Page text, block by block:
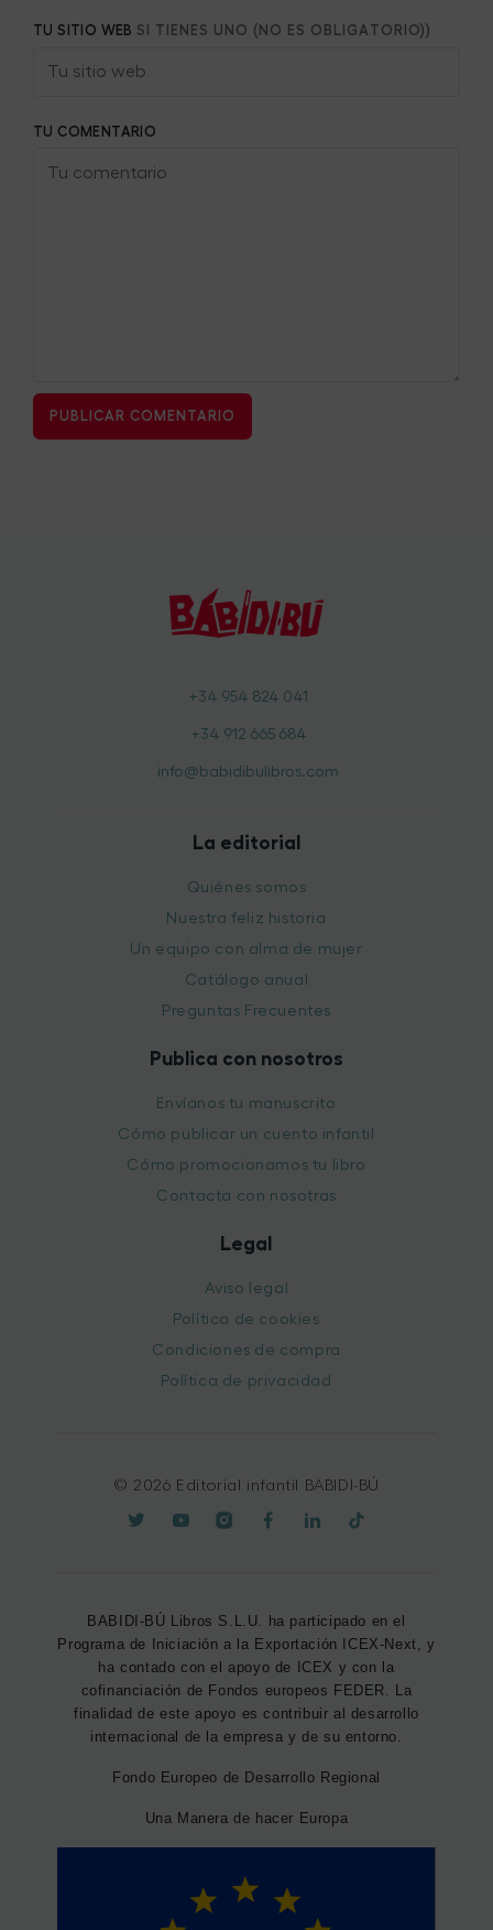
TU SITIO WEB SI TIENES UNO (NO ES OBLIGATORIO))
TU COMENTARIO
+34 954 824 041
+34 912 665 684
info@babidibulibros.com
La editorial
Quiénes somos
Nuestra feliz historia
Un equipo con alma de mujer
Catálogo anual
Preguntas Frecuentes
Publica con nosotros
Envíanos tu manuscrito
Cómo publicar un cuento infantil
Cómo promocionamos tu libro
Contacta con nosotras
Legal
Aviso legal
Política de cookies
Condiciones de compra
Política de privacidad
© 2026 Editorial infantil BABIDI-BÚ
BABIDI-BÚ Libros S.L.U. ha participado en el
Programa de Iniciación a la Exportación ICEX-Next, y
ha contado con el apoyo de ICEX y con la
cofinanciación de Fondos europeos FEDER. La
finalidad de este apoyo es contribuir al desarrollo
internacional de la empresa y de su entorno.
Fondo Europeo de Desarrollo Regional
Una Manera de hacer Europa